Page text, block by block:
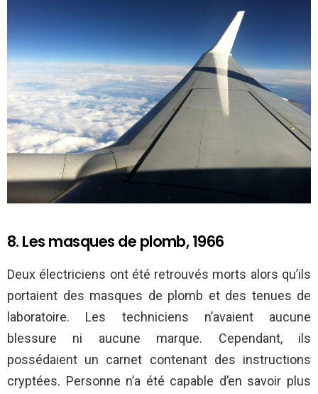
8. Les masques de plomb, 1966
Deux électriciens ont été retrouvés morts alors qu’ils
portaient des masques de plomb et des tenues de
laboratoire. Les techniciens n’avaient aucune
blessure ni aucune marque. Cependant, ils
possédaient un carnet contenant des instructions
cryptées. Personne n’a été capable d’en savoir plus